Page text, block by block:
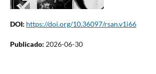
DOI: https://doi.org/10.36097/rsan.v1i66
Publicado: 2026-06-30